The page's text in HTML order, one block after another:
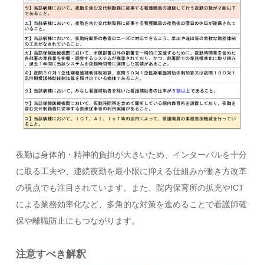
夜勤は身体的・精神的負担が大きいため、インターバルを十分
に取る工夫や、連続夜勤を最小限に抑える仕組みが働き方改革
の視点でも注目されています。また、院内保育所の拡充やICT
による業務効率化など、多角的な対策を進めることで看護師確
保や離職防止にもつながります。
注意すべき解釈